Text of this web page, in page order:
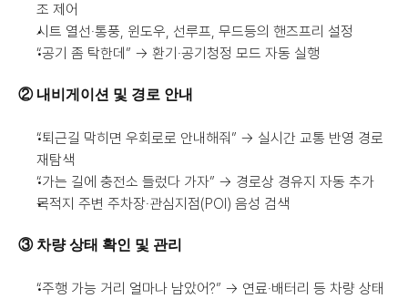
조 제어
시트 열선·통풍, 윈도우, 선루프, 무드등의 핸즈프리 설정
“공기 좀 탁한데” → 환기·공기청정 모드 자동 실행
② 내비게이션 및 경로 안내
“퇴근길 막히면 우회로로 안내해줘” → 실시간 교통 반영 경로
재탐색
“가는 길에 충전소 들렀다 가자” → 경로상 경유지 자동 추가
목적지 주변 주차장·관심지점(POI) 음성 검색
③ 차량 상태 확인 및 관리
“주행 가능 거리 얼마나 남았어?” → 연료·배터리 등 차량 상태